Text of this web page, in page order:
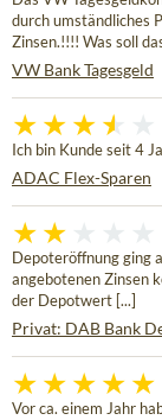
durch umständliches
Zinsen.!!!! Was soll
VW Bank Tagesgeld
Ich bin Kunde seit 4
ADAC Flex-Sparen
Depoteröffnung ging
angebotenen Zinsen
der Depotwert [...]
Privat: DAB Bank
Vor ca. einem Jahr